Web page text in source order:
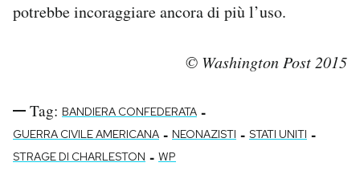
potrebbe incoraggiare ancora di più l’uso.
© Washington Post 2015
Tag: BANDIERA CONFEDERATA -
GUERRA CIVILE AMERICANA - NEONAZISTI - STATI UNITI -
STRAGE DI CHARLESTON - WP